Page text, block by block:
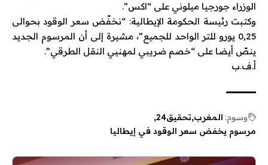
الوزراء جورجيا ميلوني على “اكس”.
وكتبت رئيسة الحكومة الإيطالية: “نخفّض سعر الوقود بحوالى
0,25 يورو للتر الواحد للجميع”، مشيرة إلى أن المرسوم الجديد
ينصّ أيضا على “خصم ضريبي لمهنيي النقل الطرقي”.
أ.ف.ب
وسوم: المغرب تحقيق24
مرسوم يخفض سعر الوقود في إيطاليا